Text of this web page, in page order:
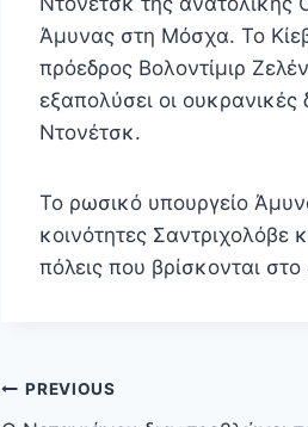
Άμυνας στη Μόσχα. Το
πρόεδρος Βολοντίμιρ
εξαπολύσει οι
Ντονέτσκ.
Το ρωσικό υπουργείο
κοινότητες Σαντριχολόβε
πόλεις που βρίσκονται
Πλοήγηση
άρθρων
PREVIOUS